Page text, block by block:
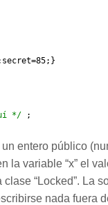
*/
;
entero público
la variable “x” el
“Locked”. La
nada fuera